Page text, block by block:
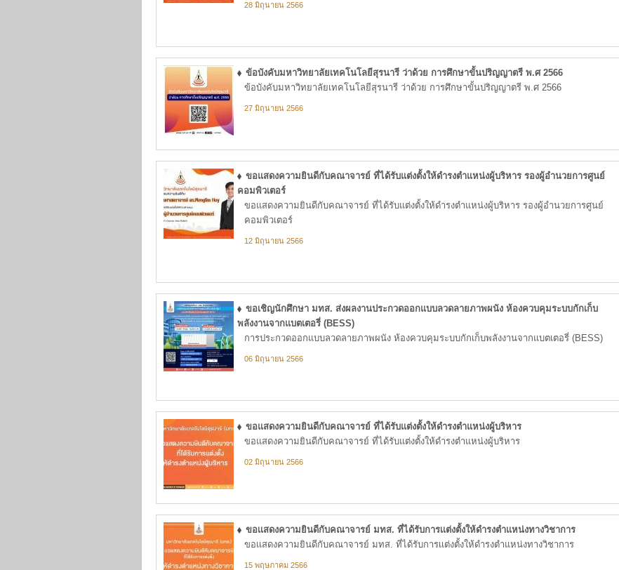
28 มิถุนายน 2566
ข้อบังคับมหาวิทยาลัยเทคโนโลยีสุรนารี ว่าด้วย การศึกษาขั้นปริญญาตรี พ.ศ 2566
ข้อบังคับมหาวิทยาลัยเทคโนโลยีสุรนารี ว่าด้วย การศึกษาขั้นปริญญาตรี พ.ศ 2566
27 มิถุนายน 2566
ขอแสดงความยินดีกับคณาจารย์ ที่ได้รับแต่งตั้งให้ดำรงตำแหน่งผู้บริหาร รองผู้อำนวยการศูนย์
คอมพิวเตอร์
ขอแสดงความยินดีกับคณาจารย์ ที่ได้รับแต่งตั้งให้ดำรงตำแหน่งผู้บริหาร รองผู้อำนวยการศูนย์
คอมพิวเตอร์
12 มิถุนายน 2566
ขอเชิญนักศึกษา มทส. ส่งผลงานประกวดออกแบบลวดลายภาพผนัง ห้องควบคุมระบบกักเก็บ
พลังงานจากแบตเตอรี่ (BESS)
การประกวดออกแบบลวดลายภาพผนัง ห้องควบคุมระบบกักเก็บพลังงานจากแบตเตอรี่ (BESS)
06 มิถุนายน 2566
ขอแสดงความยินดีกับคณาจารย์ ที่ได้รับแต่งตั้งให้ดำรงตำแหน่งผู้บริหาร
ขอแสดงความยินดีกับคณาจารย์ ที่ได้รับแต่งตั้งให้ดำรงตำแหน่งผู้บริหาร
02 มิถุนายน 2566
ขอเเสดงความยินดีกับคณาจารย์ มทส. ที่ได้รับการเเต่งตั้งให้ดำรงตำแหน่งทางวิชาการ
ขอเเสดงความยินดีกับคณาจารย์ มทส. ที่ได้รับการเเต่งตั้งให้ดำรงตำแหน่งทางวิชาการ
15 พฤษภาคม 2566